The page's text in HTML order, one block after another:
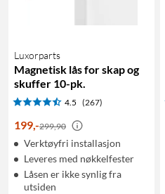
Luxorparts
Magnetisk lås for skap og
skuffer 10-pk.
4.5 (267)
199,-299,90
Verktøyfri installasjon
Leveres med nøkkelfester
Låsen er ikke synlig fra
utsiden